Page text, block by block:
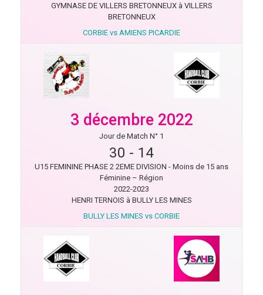
GYMNASE DE VILLERS BRETONNEUX à VILLERS
BRETONNEUX
CORBIE vs AMIENS PICARDIE
3 décembre 2022
Jour de Match N° 1
30 - 14
U15 FEMININE PHASE 2 2EME DIVISION - Moins de 15 ans
Féminine – Région
2022-2023
HENRI TERNOIS à BULLY LES MINES
BULLY LES MINES vs CORBIE